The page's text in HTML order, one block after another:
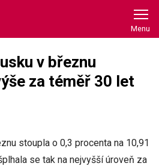
v březnu
za téměř 30 let
stoupla o 0,3 procenta na 10,91
se tak na nejvyšší úroveň za